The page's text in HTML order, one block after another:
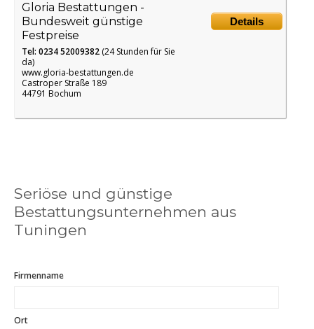
Details
Gloria Bestattungen -
Bundesweit günstige
Festpreise
Tel: 0234 52009382 (24 Stunden für Sie
da)
www.gloria-bestattungen.de
Castroper Straße 189
44791 Bochum
Seriöse und günstige
Bestattungsunternehmen aus
Tuningen
Firmenname
Ort